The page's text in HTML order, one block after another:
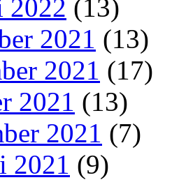
2022 (13)
2021 (13)
2021 (17)
2021 (13)
2021 (7)
2021 (9)